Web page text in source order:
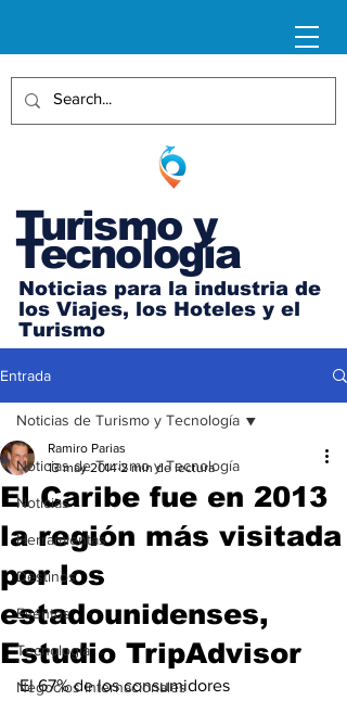
Turismo y
Tecnología
Noticias para la industria de
los Viajes, los Hoteles y el
Turismo
Entrada
Noticias de Turismo y Tecnología
Noticias
Herramientas
Destinos
Eventos
Tecnología
Negocios Internacionales
Noticias de Turismo y Tecnología
El Caribe fue en 2013
la región más visitada
por los
estadounidenses,
Estudio TripAdvisor
Ramiro Parias
13 may 2014 2 min de lectura
El 67% de los consumidores